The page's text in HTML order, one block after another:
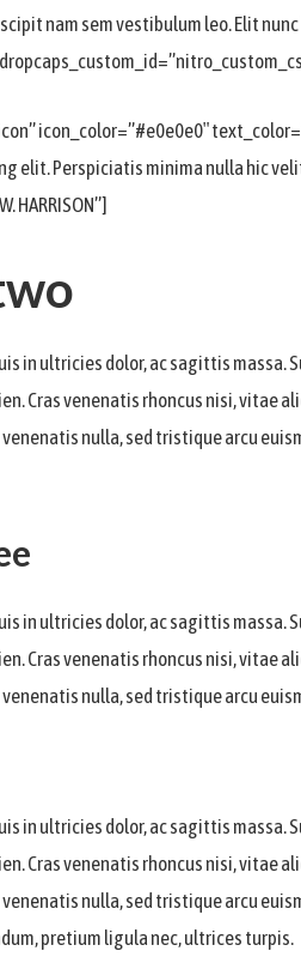
nam sem vestibulum leo. Elit
icon_color=”#e0e0e0″
elit. Perspiciatis minima nulla hic
HARRISON”]
in ultricies dolor, ac sagittis
Cras venenatis rhoncus nisi, vitae
nulla, sed tristique arcu
in ultricies dolor, ac sagittis
Cras venenatis rhoncus nisi, vitae
nulla, sed tristique arcu
in ultricies dolor, ac sagittis
Cras venenatis rhoncus nisi, vitae
nulla, sed tristique arcu
pretium ligula nec, ultrices turpis.